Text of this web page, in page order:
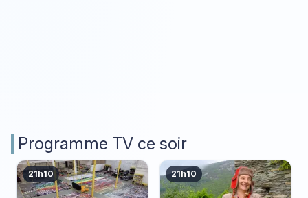
Programme TV ce soir
21h10 21h10